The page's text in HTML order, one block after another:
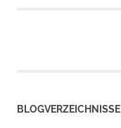
BLOGVERZEICHNISSE